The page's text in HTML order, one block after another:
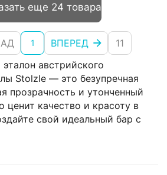
еще 24 товара
1 ВПЕРЕД
11
австрийского
Stolzle — это безупречная
прозрачность и утонченный
ценит качество и красоту в
свой идеальный бар с